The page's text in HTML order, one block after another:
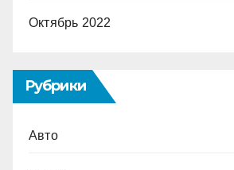
Октябрь 2022
Рубрики
Авто